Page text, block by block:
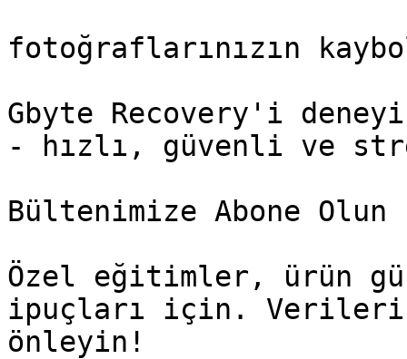
fotoğraflarınızın
Gbyte Recovery'i
- hızlı, güvenli ve
Bültenimize Abone Olun
Özel eğitimler, ürün
ipuçları için.
önleyin!